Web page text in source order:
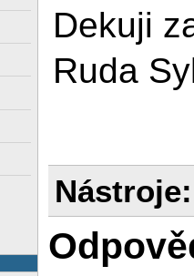
Dekuji
Ruda
Nástroje: